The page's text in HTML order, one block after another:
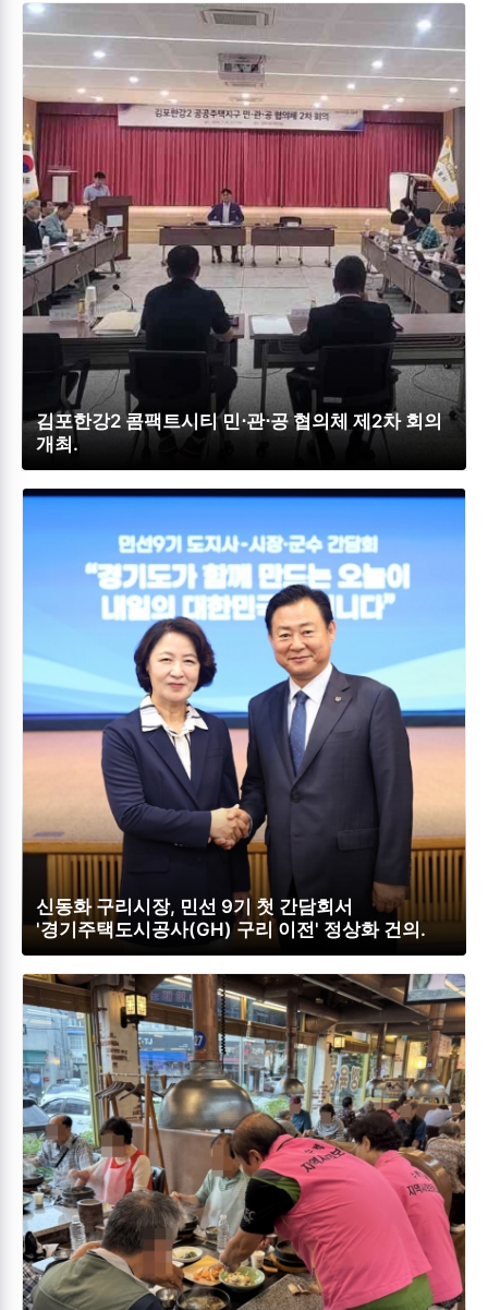
김포한강2 콤팩트시티 민⋅관⋅공 협의체 제2차 회의
개최.
신동화 구리시장, 민선 9기 첫 간담회서
'경기주택도시공사(GH) 구리 이전' 정상화 건의.